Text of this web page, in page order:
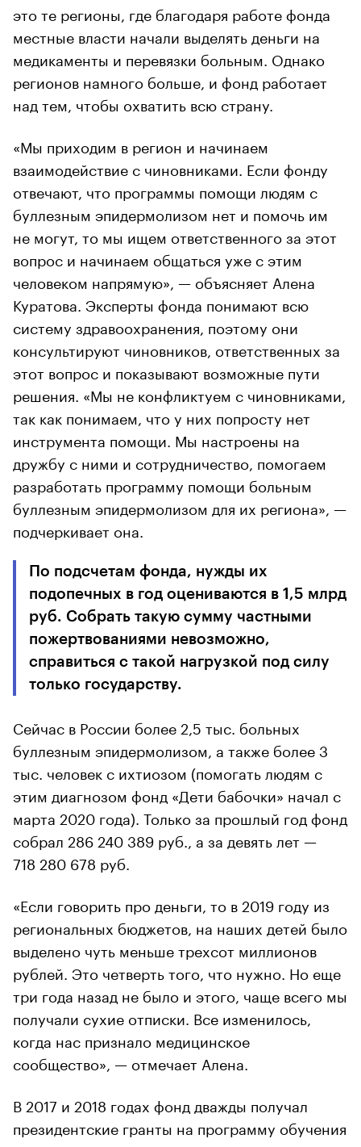
это те регионы, где благодаря работе фонда
местные власти начали выделять деньги на
медикаменты и перевязки больным. Однако
регионов намного больше, и фонд работает
над тем, чтобы охватить всю страну.
«Мы приходим в регион и начинаем
взаимодействие с чиновниками. Если фонду
отвечают, что программы помощи людям с
буллезным эпидермолизом нет и помочь им
не могут, то мы ищем ответственного за этот
вопрос и начинаем общаться уже с этим
человеком напрямую», — объясняет Алена
Куратова. Эксперты фонда понимают всю
систему здравоохранения, поэтому они
консультируют чиновников, ответственных за
этот вопрос и показывают возможные пути
решения. «Мы не конфликтуем с чиновниками,
так как понимаем, что у них попросту нет
инструмента помощи. Мы настроены на
дружбу с ними и сотрудничество, помогаем
разработать программу помощи больным
буллезным эпидермолизом для их региона», —
подчеркивает она.
По подсчетам фонда, нужды их
подопечных в год оцениваются в 1,5 млрд
руб. Собрать такую сумму частными
пожертвованиями невозможно,
справиться с такой нагрузкой под силу
только государству.
Сейчас в России более 2,5 тыс. больных
буллезным эпидермолизом, а также более 3
тыс. человек с ихтиозом (помогать людям с
этим диагнозом фонд «Дети бабочки» начал с
марта 2020 года). Только за прошлый год фонд
собрал 286 240 389 руб., а за девять лет —
718 280 678 руб.
«Если говорить про деньги, то в 2019 году из
региональных бюджетов, на наших детей было
выделено чуть меньше трехсот миллионов
рублей. Это четверть того, что нужно. Но еще
три года назад не было и этого, чаще всего мы
получали сухие отписки. Все изменилось,
когда нас признало медицинское
сообщество», — отмечает Алена.
В 2017 и 2018 годах фонд дважды получал
президентские гранты на программу обучения